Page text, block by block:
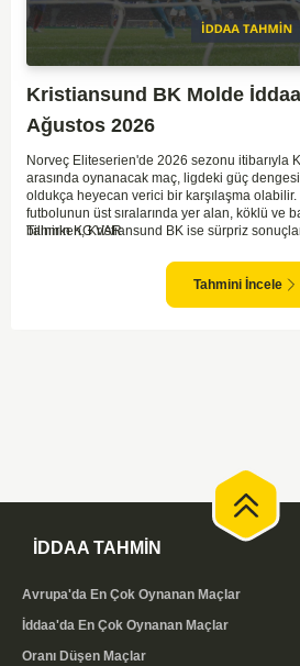
Kristiansund BK Molde
Ağustos 2026
Norveç Eliteserien'de 2026 sezonu itibarıyla
arasında oynanacak maç, ligdeki güç
oldukça heyecan verici bir karşılaşma
futbolunun üst sıralarında yer alan, köklü ve
bilinirken, Kristiansund BK ise sürpriz
saha avantajını kullanma olasılıklarını
ve kadro kalitesi faktörleri dikkate
performans sergilemesi beklenebilir. İki
Tahmin KG VAR
Tahmini İncele
İDDAA TAHMİN
Avrupa'da En Çok Oynanan Maçlar
İddaa'da En Çok Oynanan Maçlar
Oranı Düşen Maçlar